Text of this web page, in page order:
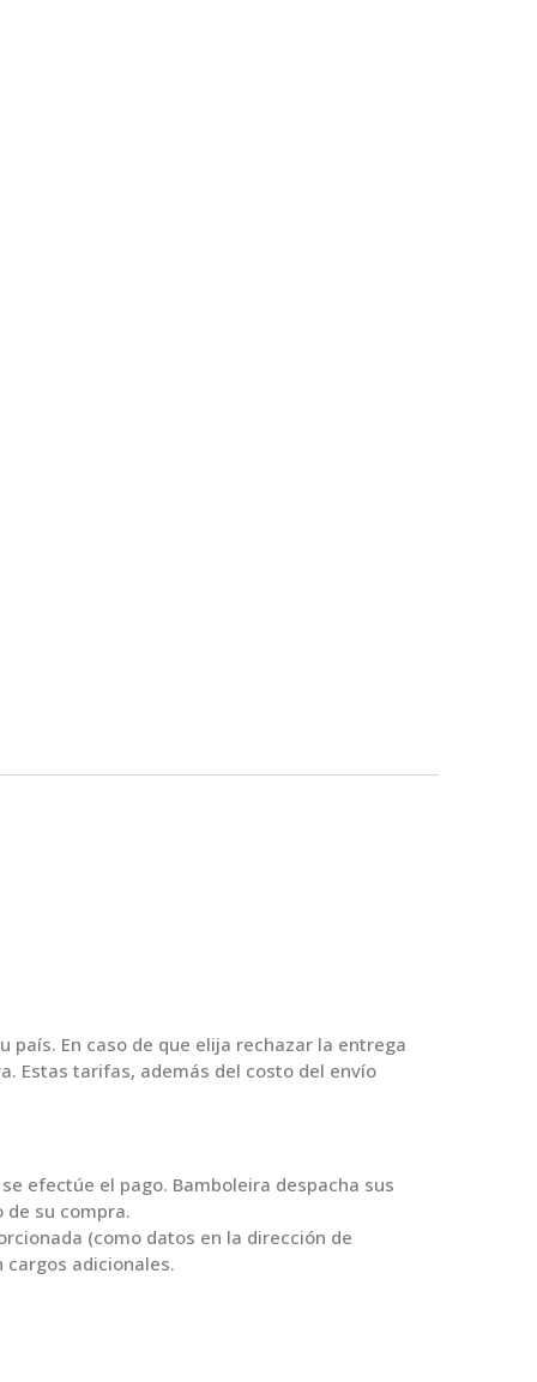
En caso de que elija rechazar la entrega
Estas tarifas, además del costo del envío
efectúe el pago. Bamboleira despacha sus
su compra.
(como datos en la dirección de
cargos adicionales.